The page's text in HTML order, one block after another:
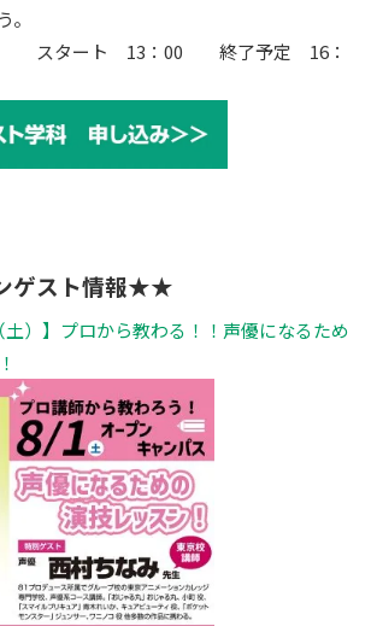
スタート 13：00 終了予定 16：
ゲスト情報★★
土）】プロから教わる！！声優になるため